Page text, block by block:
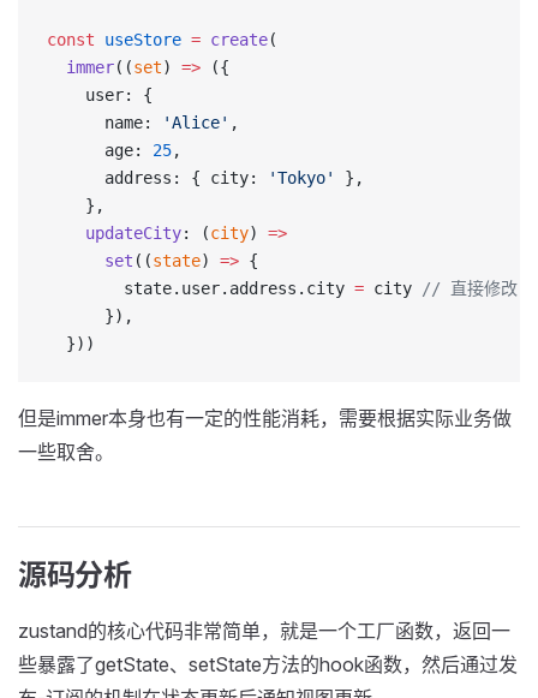
const useStore = create(
  immer
((set) => ({
    user: {
      name:
'Alice' ,
      age:
25,
      address: { city:
'Tokyo'
},
    },
    updateCity
: (city) =>
      set
((state) => {
        state.user.address.city
= city
// 直接修改
      }),
  }))
但是immer本身也有一定的性能消耗，需要根据实际业务做
一些取舍。
源码分析
zustand的核心代码非常简单，就是一个工厂函数，返回一
些暴露了getState、setState方法的hook函数，然后通过发